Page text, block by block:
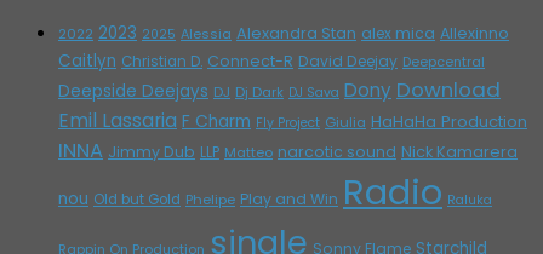
2022 2023 2025 Alessia Alexandra Stan alex mica Allexinno
Caitlyn Christian D. Connect-R David Deejay Deepcentral
Deepside Deejays DJ Dj Dark DJ Sava Dony Download
Emil Lassaria F Charm Fly Project Giulia HaHaHa Production
INNA Jimmy Dub LLP Matteo narcotic sound Nick Kamarera
nou Old but Gold Phelipe Play and Win Radio Raluka
Rappin On Production single Sonny Flame Starchild